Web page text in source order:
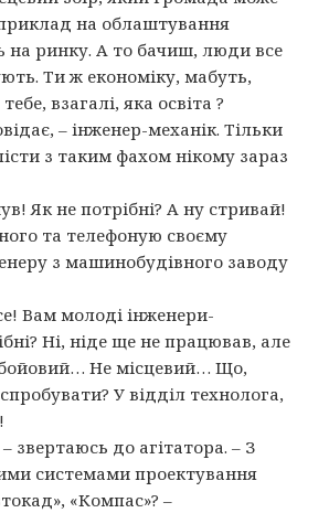
на облаштування
на ринку. А то бачиш, люди все
Ти ж економіку, мабуть,
взагалі, яка освіта ?
– інженер-механік. Тільки
з таким фахом нікому зараз
Як не потрібні? А ну стривай!
та телефоную своєму
з машинобудівного заводу
Вам молоді інженери-
Ні, ніде ще не працював, але
Не місцевий… Що,
У відділ технолога,
звертаюсь до агітатора. – З
системами проектування
«Компас»? –